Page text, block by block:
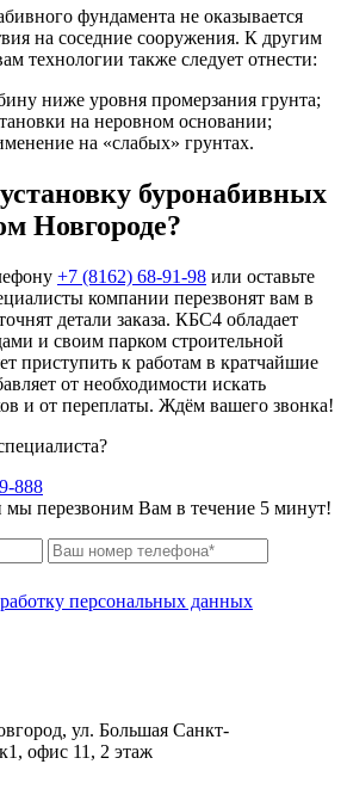
фундамента не оказывается
на соседние сооружения. К другим
технологии также следует отнести:
ниже уровня промерзания грунта;
на неровном основании;
на «слабых» грунтах.
буронабивных
Новгороде?
+7 (8162) 68-91-98 или оставьте
компании перезвонят вам в
детали заказа. КБС4 обладает
и своим парком строительной
приступить к работам в кратчайшие
от необходимости искать
и от переплаты. Ждём вашего звонка!
888
мы перезвоним Вам в течение 5 минут!
персональных данных
ул. Большая Санкт-
офис 11, 2 этаж